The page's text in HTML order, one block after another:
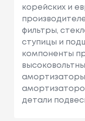
корейских и
фильтры,
ступицы и
компоненты
детали